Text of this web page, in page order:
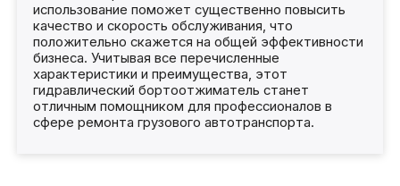
использование поможет существенно повысить
качество и скорость обслуживания, что
положительно скажется на общей эффективности
бизнеса. Учитывая все перечисленные
характеристики и преимущества, этот
гидравлический бортоотжиматель станет
отличным помощником для профессионалов в
сфере ремонта грузового автотранспорта.